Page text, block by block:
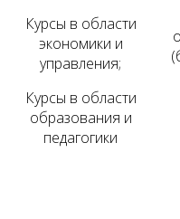
Курсы в области
экономики и
управления;
Курсы в области
образования и
педагогики